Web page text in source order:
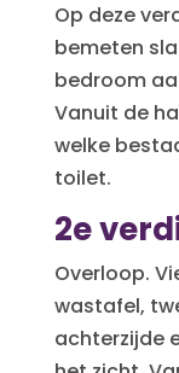
Op deze
bemeten
bedroom
Vanuit de
welke
toilet.
2e
Overloop.
wastafel,
achterzijde